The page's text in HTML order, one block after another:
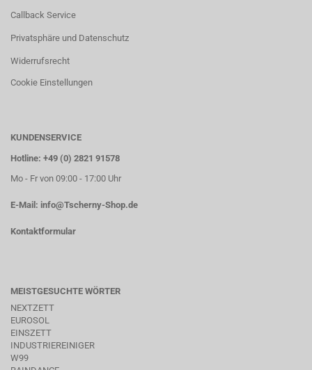
Callback Service
Privatsphäre und Datenschutz
Widerrufsrecht
Cookie Einstellungen
KUNDENSERVICE
Hotline: +49 (0) 2821 91578
Mo - Fr von 09:00 - 17:00 Uhr
E-Mail: info@Tscherny-Shop.de
Kontaktformular
MEISTGESUCHTE WÖRTER
NEXTZETT
EUROSOL
EINSZETT
INDUSTRIEREINIGER
W99